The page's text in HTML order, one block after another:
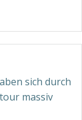
sich durch
massiv